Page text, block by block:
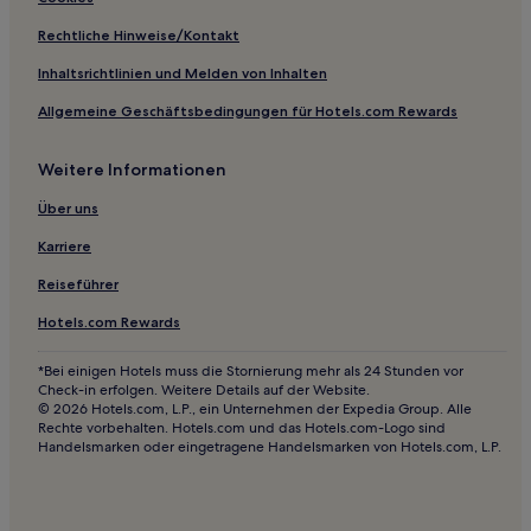
3-Sterne-Hotels in Sarzana
Familien in Sarzana
Hotels mit Küchenzeile in Lerici
Familien in Lerici
Lerici Hotels
Haustierfreundliche in Manarola
Familien in Manarola
Haustierfreundliche in Vernazza
Rechtliche Hinweise/Kontakt
Inhaltsrichtlinien und Melden von Inhalten
Allgemeine Geschäftsbedingungen für Hotels.com Rewards
Weitere Informationen
Über uns
Karriere
Reiseführer
Hotels.com Rewards
*Bei einigen Hotels muss die Stornierung mehr als 24 Stunden vor
Check-in erfolgen. Weitere Details auf der Website.
© 2026 Hotels.com, L.P., ein Unternehmen der Expedia Group. Alle
Rechte vorbehalten. Hotels.com und das Hotels.com-Logo sind
Handelsmarken oder eingetragene Handelsmarken von Hotels.com, L.P.